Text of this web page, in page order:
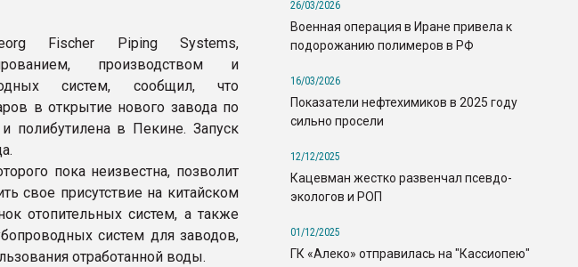
Fischer Piping Systems,
производством и
систем, сообщил, что
в открытие нового завода по
полибутилена в Пекине. Запуск
пока неизвестна, позволит
свое присутствие на китайском
отопительных систем, а также
систем для заводов,
отработанной воды.
26/03/2026
Военная операция в Иране привела к
подорожанию полимеров в РФ
16/03/2026
Показатели нефтехимиков в 2025 году
сильно просели
12/12/2025
Кацевман жестко развенчал псевдо-
экологов и РОП
01/12/2025
ГК «Алеко» отправилась на "Кассиопею"